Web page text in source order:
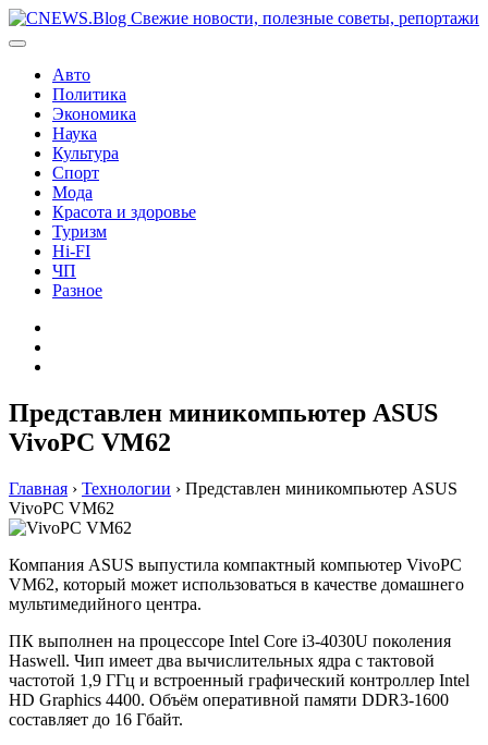
Перейти
к
Авто
Политика
Экономика
Наука
Культура
Спорт
Мода
Красота и здоровье
Туризм
Hi-FI
ЧП
Разное
Представлен миникомпьютер ASUS
VivoPC VM62
Главная › Технологии › Представлен миникомпьютер ASUS
VivoPC VM62
Компания ASUS выпустила компактный компьютер VivoPC
VM62, который может использоваться в качестве домашнего
мультимедийного центра.
ПК выполнен на процессоре Intel Core i3-4030U поколения
Haswell. Чип имеет два вычислительных ядра с тактовой
частотой 1,9 ГГц и встроенный графический контроллер Intel
HD Graphics 4400. Объём оперативной памяти DDR3-1600
составляет до 16 Гбайт.